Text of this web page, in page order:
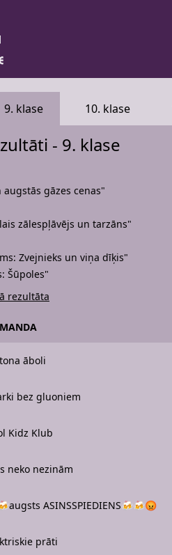
9. klase 10. klase
- 9. klase
gāzes cenas"
zālespļāvējs un tarzāns"
Zvejnieks un viņa dīķis"
Šūpoles"
rezultāta
āboli
bez gluoniem
Kidz Klub
neko nezinām
ASINSSPIEDIENS🍻🍻😡
prāti